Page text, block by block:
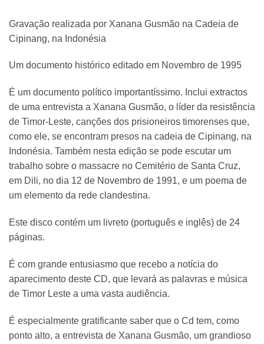
Gravação realizada por Xanana Gusmão na Cadeia de
Cipinang, na Indonésia
Um documento histórico editado em Novembro de 1995
É um documento político importantíssimo. Inclui extractos
de uma entrevista a Xanana Gusmão, o líder da resistência
de Timor-Leste, canções dos prisioneiros timorenses que,
como ele, se encontram presos na cadeia de Cipinang, na
Indonésia. Também nesta edição se pode escutar um
trabalho sobre o massacre no Cemitério de Santa Cruz,
em Dili, no dia 12 de Novembro de 1991, e um poema de
um elemento da rede clandestina.
Este disco contém um livreto (português e inglês) de 24
páginas.
É com grande entusiasmo que recebo a notícia do
aparecimento deste CD, que levará as palavras e música
de Timor Leste a uma vasta audiência.
É especialmente gratificante saber que o Cd tem, como
ponto alto, a entrevista de Xanana Gusmão, um grandioso